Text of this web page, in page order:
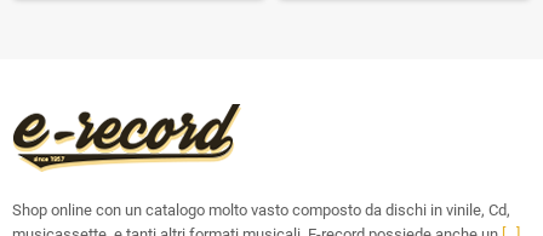
Shop online con un catalogo molto vasto composto da dischi in vinile, Cd,